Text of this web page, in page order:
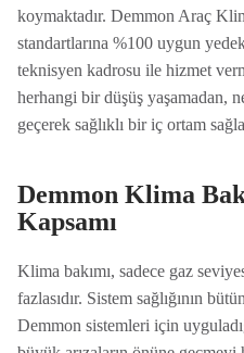
koymaktadır. Demmon Araç
standartlarına %100 uygun
teknisyen kadrosu ile hizmet
herhangi bir düşüş yaşamadan,
geçerek sağlıklı bir iç ortam
Demmon Klima
Kapsamı
Klima bakımı, sadece gaz
fazlasıdır. Sistem sağlığının
Demmon sistemleri için